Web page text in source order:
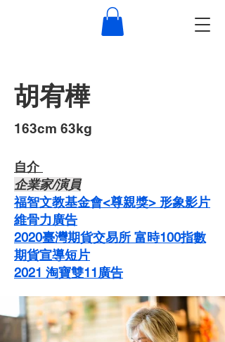
胡宥樺
​163cm 63kg
自介 ​
企業家/演員
福智文教基金會<尊親獎> 形象影片
維骨力廣告
2020臺灣期貨交易所 富時100指數
期貨宣導短片
2021 淘寶雙11廣告